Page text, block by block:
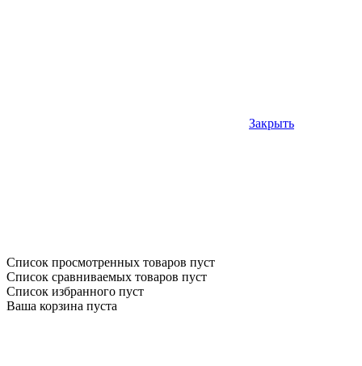
Закрыть
Список просмотренных товаров пуст
Список сравниваемых товаров пуст
Список избранного пуст
Ваша корзина пуста